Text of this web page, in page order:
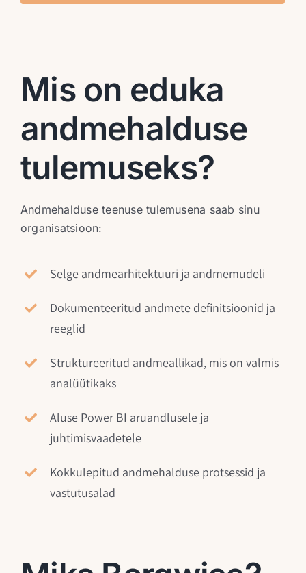
Mis on eduka
andmehalduse
tulemuseks?
Andmehalduse teenuse tulemusena saab sinu
organisatsioon:
Selge andmearhitektuuri ja andmemudeli
Dokumenteeritud andmete definitsioonid ja
reeglid
Struktureeritud andmeallikad, mis on valmis
analüütikaks
Aluse Power BI aruandlusele ja
juhtimisvaadetele
Kokkulepitud andmehalduse protsessid ja
vastutusalad